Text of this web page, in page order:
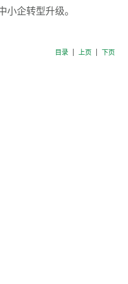
小企转型升级。
目录 上页 下页